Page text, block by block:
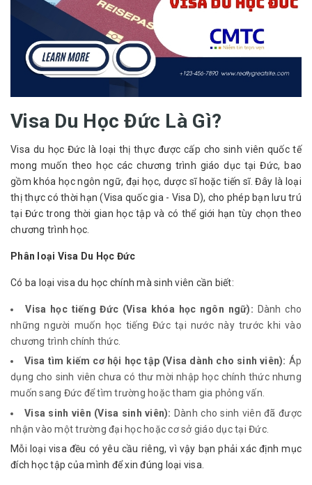
Visa Du Học Đức Là Gì?
Visa du học Đức là loại thị thực được cấp cho sinh viên quốc tế
mong muốn theo học các chương trình giáo dục tại Đức, bao
gồm khóa học ngôn ngữ, đại học, dược sĩ hoặc tiến sĩ. Đây là loại
thị thực có thời hạn (Visa quốc gia - Visa D), cho phép bạn lưu trú
tại Đức trong thời gian học tập và có thể giới hạn tùy chọn theo
chương trình học.
Phân loại Visa Du Học Đức
Có ba loại visa du học chính mà sinh viên cần biết:
Visa học tiếng Đức (Visa khóa học ngôn ngữ): Dành cho
những người muốn học tiếng Đức tại nước này trước khi vào
chương trình chính thức.
Visa tìm kiếm cơ hội học tập (Visa dành cho sinh viên): Áp
dụng cho sinh viên chưa có thư mời nhập học chính thức nhưng
muốn sang Đức để tìm trường hoặc tham gia phỏng vấn.
Visa sinh viên (Visa sinh viên): Dành cho sinh viên đã được
nhận vào một trường đại học hoặc cơ sở giáo dục tại Đức.
Mỗi loại visa đều có yêu cầu riêng, vì vậy bạn phải xác định mục
đích học tập của mình để xin đúng loại visa.